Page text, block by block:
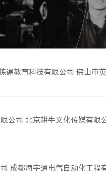
课教育科技有限公司 佛山市
公司 北京耕牛文化传媒有限
成都海宇通电气自动化工程